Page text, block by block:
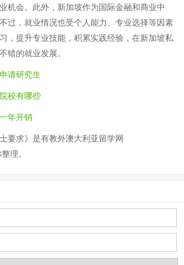
机会。此外，新加坡作为国际金融和商业中
过，就业情况也受个人能力、专业选择等因素
，提升专业技能，积累实践经验，在新加坡私
错的就业发展。
请研究生
校有哪些
年开销
要求》是有教外澳大利亚留学网
理。